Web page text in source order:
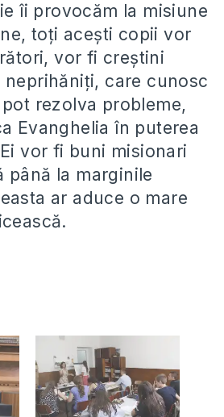
îi provocăm la misiune
toți acești copii vor
vor fi creștini
neprihăniți, care cunosc
rezolva probleme,
Evanghelia în puterea
vor fi buni misionari
până la marginile
ar aduce o mare